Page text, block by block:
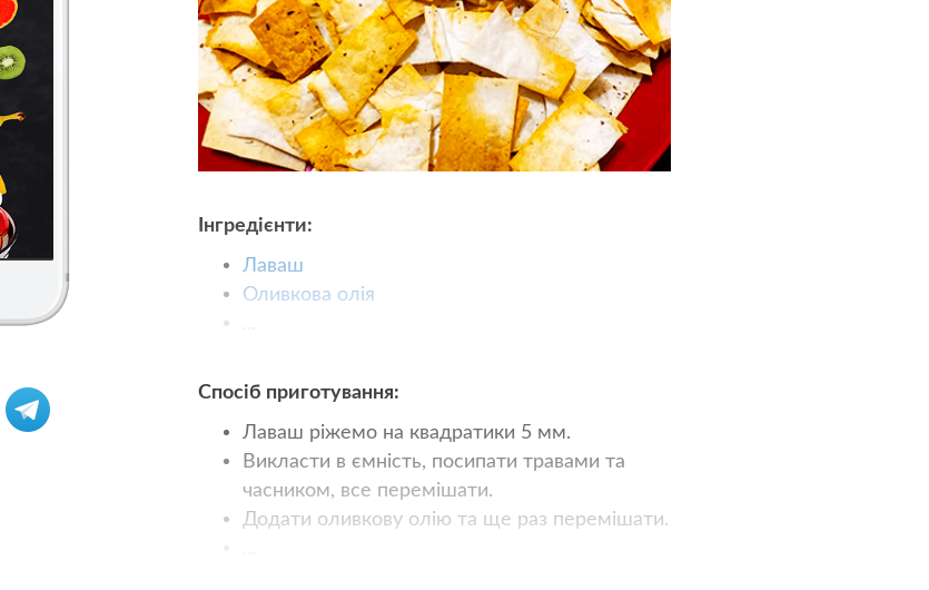
Інгредієнти:
Лаваш
Оливкова олія
Спосіб приготування:
Лаваш ріжемо на квадратики 5 мм.
Викласти в ємність, посипати травами та
часником, все перемішати.
Додати оливкову олію та ще раз перемішати.